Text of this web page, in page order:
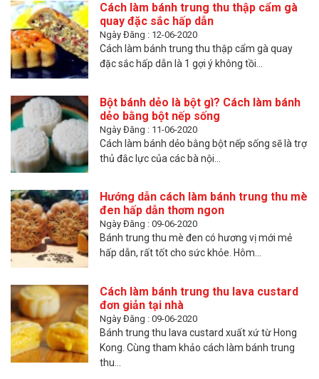
Cách làm bánh trung thu thập cẩm gà
quay đặc sắc hấp dẫn
Ngày Đăng : 12-06-2020
Cách làm bánh trung thu thập cẩm gà quay
đặc sắc hấp dẫn là 1 gợi ý không tồi...
Bột bánh dẻo là bột gì? Cách làm bánh
dẻo bằng bột nếp sống
Ngày Đăng : 11-06-2020
Cách làm bánh dẻo bằng bột nếp sống sẽ là trợ
thủ đắc lực của các bà nội...
Hướng dẫn cách làm bánh trung thu mè
đen hấp dẫn thơm ngon
Ngày Đăng : 09-06-2020
Bánh trung thu mè đen có hương vị mới mẻ
hấp dẫn, rất tốt cho sức khỏe. Hôm...
Cách làm bánh trung thu lava custard
đơn giản tại nhà
Ngày Đăng : 09-06-2020
Bánh trung thu lava custard xuất xứ từ Hong
Kong. Cùng tham khảo cách làm bánh trung
thu...